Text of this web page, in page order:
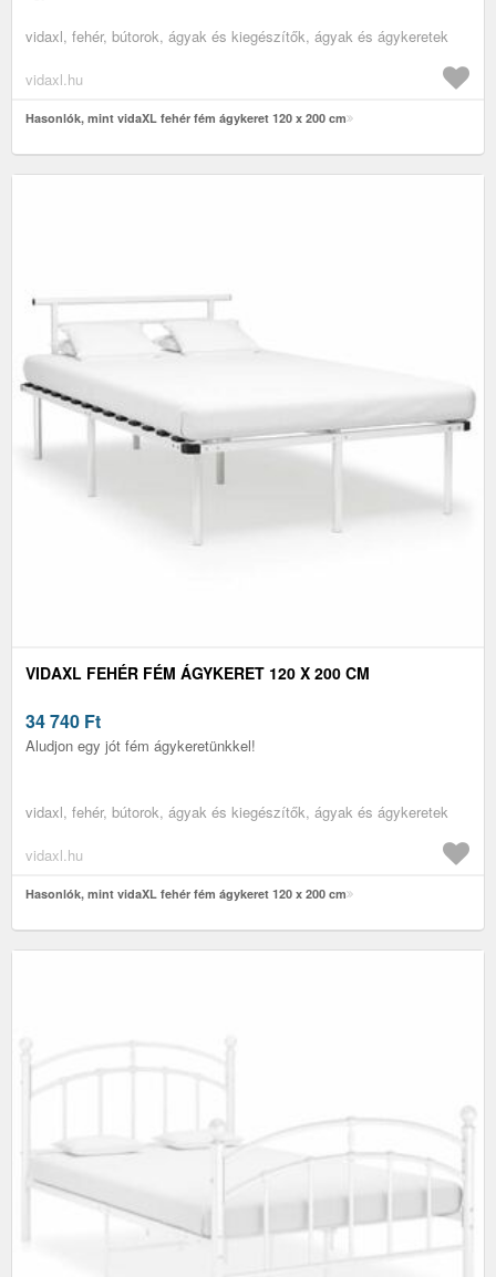
vidaxl, fehér, bútorok, ágyak és kiegészítők, ágyak és ágykeretek
vidaxl.hu
Hasonlók, mint vidaXL fehér fém ágykeret 120 x 200 cm
VIDAXL FEHÉR FÉM ÁGYKERET 120 X 200 CM
34 740 Ft
Aludjon egy jót fém ágykeretünkkel!
vidaxl, fehér, bútorok, ágyak és kiegészítők, ágyak és ágykeretek
vidaxl.hu
Hasonlók, mint vidaXL fehér fém ágykeret 120 x 200 cm